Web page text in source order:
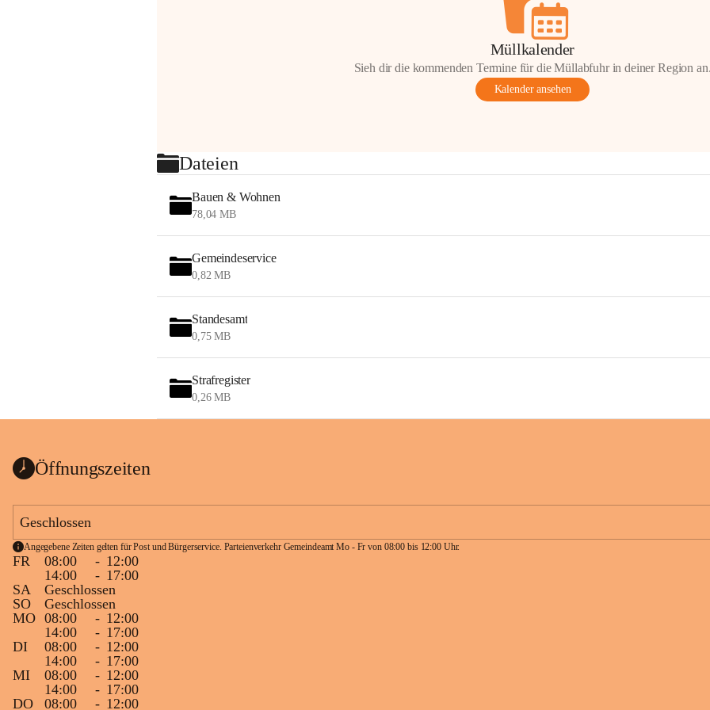
Müllkalender
Sieh dir die kommenden Termine für die Müllabfuhr in deiner Region
Kalender ansehen
Dateien
Bauen & Wohnen
78,04 MB
Gemeindeservice
0,82 MB
Standesamt
0,75 MB
Strafregister
0,26 MB
Öffnungszeiten
Geschlossen
Angegebene Zeiten gelten für Post und Bürgerservice. Parteienverkehr Gemeindeamt Mo - Fr von 08:00 bis 12:00 Uhr.
FR 08:00 - 12:00
14:00
- 17:00
SA
Geschlossen
SO
Geschlossen
MO 08:00 - 12:00
14:00
- 17:00
DI
08:00 - 12:00
14:00
- 17:00
MI
08:00 - 12:00
14:00
- 17:00
DO
08:00 - 12:00